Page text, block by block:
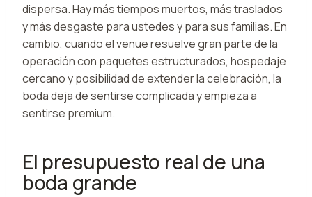
dispersa. Hay más tiempos muertos, más traslados
y más desgaste para ustedes y para sus familias. En
cambio, cuando el venue resuelve gran parte de la
operación con paquetes estructurados, hospedaje
cercano y posibilidad de extender la celebración, la
boda deja de sentirse complicada y empieza a
sentirse premium.
El presupuesto real de una
boda grande